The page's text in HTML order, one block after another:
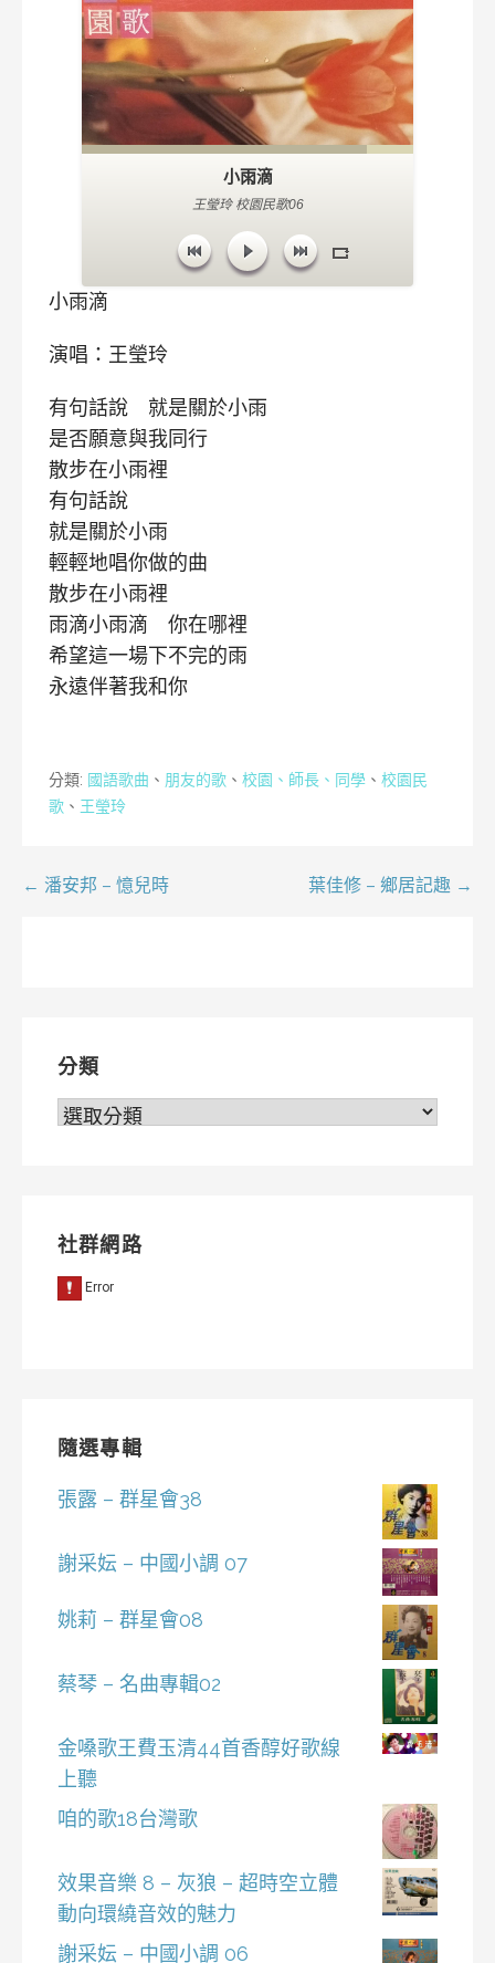
小雨滴
王瑩玲 校園民歌06
小雨滴
演唱：王瑩玲
有句話說 就是關於小雨
是否願意與我同行
散步在小雨裡
有句話說
就是關於小雨
輕輕地唱你做的曲
散步在小雨裡
雨滴小雨滴 你在哪裡
希望這一場下不完的雨
永遠伴著我和你
分類: 國語歌曲 、 朋友的歌 、 校園、師長、同學 、 校園民
歌 、 王瑩玲
文← 潘安邦 – 憶兒時 葉佳修 – 鄉居記趣 →
分類
分
社群網路
隨選專輯
張露 – 群星會38
謝采妘 – 中國小調 07
姚莉 – 群星會08
蔡琴 – 名曲專輯02
金嗓歌王費玉清44首香醇好歌線
上聽
咱的歌18台灣歌
效果音樂 8 – 灰狼 – 超時空立體
動向環繞音效的魅力
謝采妘 – 中國小調 06